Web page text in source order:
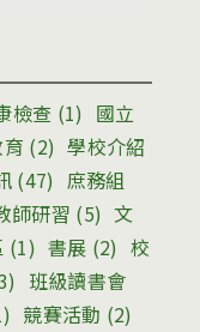
檢查 (1) 國立
(2) 學校介紹
(47) 庶務組
師研習 (5) 文
(1) 書展 (2) 校
班級讀書會
競賽活動 (2)